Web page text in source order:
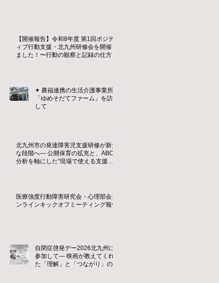
【開催報告】令和8年度 第1回ポジテ
ィブ行動支援・北九州研修会を開催し
ました！〜行動の観察と記録の仕方を
✦ 農福連携の生活介護事業所
「ゆめそだてファーム」を訪問
して
北九州市の発達障害児支援研修が新た
な段階へ― 公開保育の拡充と、ABC
分析を軸にした“現場で使える支援
医療強度行動障害研究会・心理部会オ
ンラインキックオフミーティング報告
自閉症啓発デー2026北九州に
参加して― 映画が教えてくれ
た「理解」と「つながり」の大